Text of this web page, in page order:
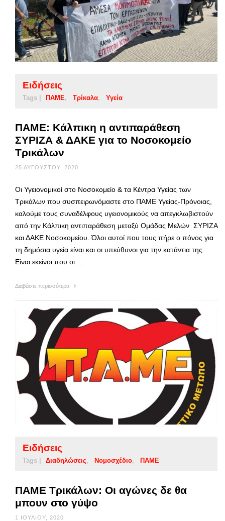
Ειδήσεις
Tags | ΠΑΜΕ Τρίκαλα Υγεία
ΠΑΜΕ: Κάλπικη η αντιπαράθεση
ΣΥΡΙΖΑ & ΔΑΚΕ για το Νοσοκομείο
Τρικάλων
25 ΑΥΓΟΎΣΤΟΥ, 2020
Οι Υγειονομικοί στο Νοσοκομείο & τα Κέντρα Υγείας των
Τρικάλων που συσπειρωνόμαστε στο ΠΑΜΕ Υγείας-Πρόνοιας,
καλούμε τους συναδέλφους υγειονομικούς να απεγκλωβιστούν
από την Κάλπικη αντιπαράθεση μεταξύ Ομάδας Μελών ΣΥΡΙΖΑ
και ΔΑΚΕ Νοσοκομείου. Όλοι αυτοί που τους πήρε ο πόνος για
τη δημόσια υγεία είναι και οι υπεύθυνοι για την κατάντια της.
Είναι εκείνοι που οι …
Διαβάστε περισσότερα
Ειδήσεις
Tags | Διαδηλώσεις Νομοσχέδιο ΠΑΜΕ
ΠΑΜΕ Τρικάλων: Οι αγώνες δε θα
μπουν στο γύψο
1 ΙΟΥΛΊΟΥ, 2020